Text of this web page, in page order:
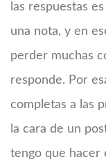
las respuestas
una nota, y en
perder muchas
responde. Por
completas a las
la cara de un
tengo que hacer